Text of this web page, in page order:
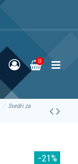
0
Svedri za
−21%